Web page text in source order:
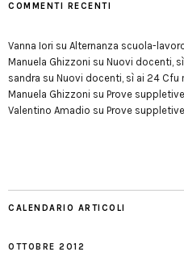
COMMENTI RECENTI
Vanna Iori su Alternanza scuola-
Manuela Ghizzoni su Nuovi docenti,
sandra su Nuovi docenti, sì ai 24 Cfu
Manuela Ghizzoni su Prove
Valentino Amadio su Prove
CALENDARIO ARTICOLI
OTTOBRE 2012